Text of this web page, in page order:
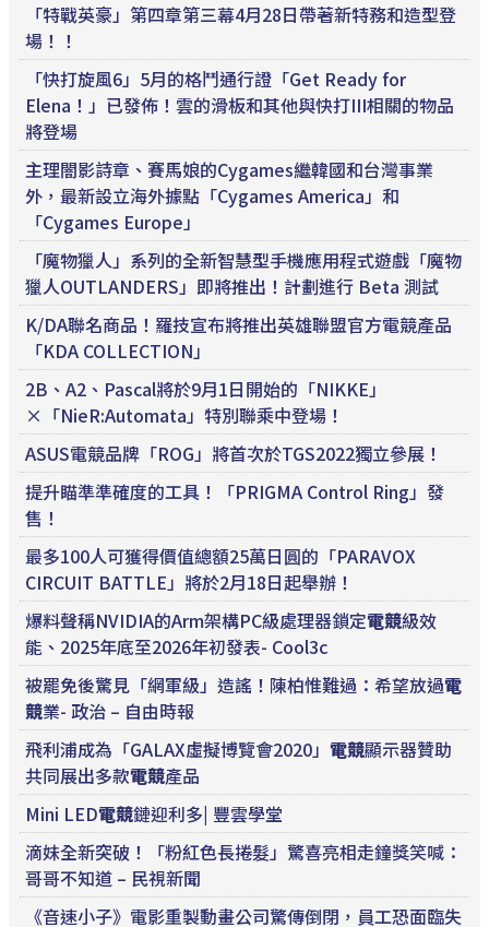
「特戰英豪」第四章第三幕4月28日帶著新特務和造型登
場！！
「快打旋風6」5月的格鬥通行證「Get Ready for
Elena！」已發佈！雲的滑板和其他與快打III相關的物品
將登場
主理闇影詩章、賽馬娘的Cygames繼韓國和台灣事業
外，最新設立海外據點「Cygames America」和
「Cygames Europe」
「魔物獵人」系列的全新智慧型手機應用程式遊戲「魔物
獵人OUTLANDERS」即將推出！計劃進行 Beta 測試
K/DA聯名商品！羅技宣布將推出英雄聯盟官方電競產品
「KDA COLLECTION」
2B、A2、Pascal將於9月1日開始的「NIKKE」
×「NieR:Automata」特別聯乘中登場！
ASUS電競品牌「ROG」將首次於TGS2022獨立參展！
提升瞄準準確度的工具！「PRIGMA Control Ring」發
售！
最多100人可獲得價值總額25萬日圓的「PARAVOX
CIRCUIT BATTLE」將於2月18日起舉辦！
爆料聲稱NVIDIA的Arm架構PC級處理器鎖定電競級效
能、2025年底至2026年初發表- Cool3c
被罷免後驚見「網軍級」造謠！陳柏惟難過：希望放過電
競業- 政治 – 自由時報
飛利浦成為「GALAX虛擬博覽會2020」 電競顯示器贊助
共同展出多款電競產品
Mini LED電競鏈迎利多| 豐雲學堂
滴妹全新突破！「粉紅色長捲髮」驚喜亮相走鐘獎笑喊：
哥哥不知道 – 民視新聞
《音速小子》電影重製動畫公司驚傳倒閉，員工恐面臨失